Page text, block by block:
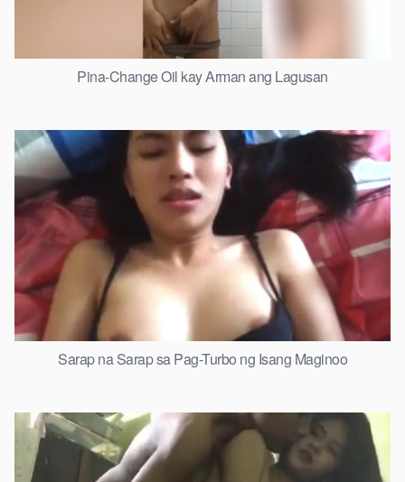
Pina-Change Oil kay Arman ang Lagusan
Sarap na Sarap sa Pag-Turbo ng Isang Maginoo